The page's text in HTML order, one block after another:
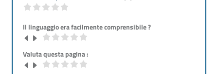
Il linguaggio era facilmente comprensibile ?
Valuta questa pagina :